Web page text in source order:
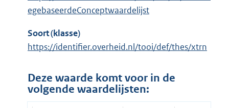
egebaseerdeConceptwaardelijst
Soort (klasse)
https://identifier.overheid.nl/tooi/def/thes/xtrn
Deze waarde komt voor in de
volgende waardelijsten: